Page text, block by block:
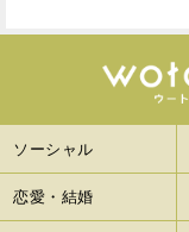
ソーシャル
恋愛・結婚